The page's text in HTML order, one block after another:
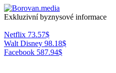
Exkluzivní byznysové informace
Netflix 73.57$
Walt Disney 98.18$
Facebook 587.94$